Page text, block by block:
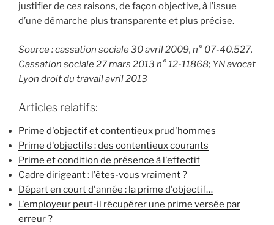
justifier de ces raisons, de façon objective, à l’issue
d’une démarche plus transparente et plus précise.
Source : cassation sociale 30 avril 2009, n° 07-40.527,
Cassation sociale 27 mars 2013 n° 12-11868; YN avocat
Lyon droit du travail avril 2013
Articles relatifs:
Prime d'objectif et contentieux prud'hommes
Prime d'objectifs : des contentieux courants
Prime et condition de présence à l'effectif
Cadre dirigeant : l'êtes-vous vraiment ?
Départ en court d'année : la prime d'objectif…
L'employeur peut-il récupérer une prime versée par
erreur ?